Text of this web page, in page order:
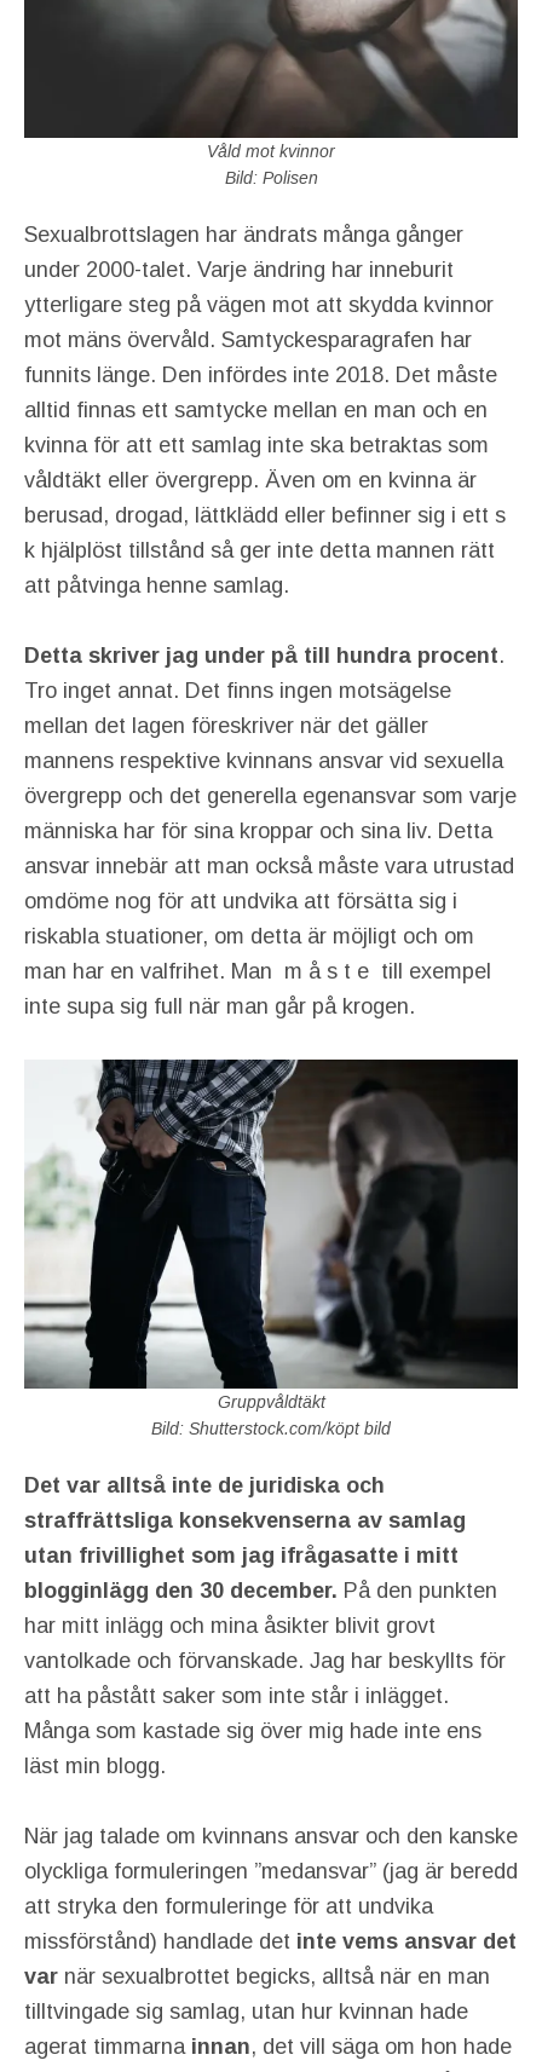
Våld mot kvinnor
Bild: Polisen
Sexualbrottslagen har ändrats många gånger
under 2000-talet. Varje ändring har inneburit
ytterligare steg på vägen mot att skydda kvinnor
mot mäns övervåld. Samtyckesparagrafen har
funnits länge. Den infördes inte 2018. Det måste
alltid finnas ett samtycke mellan en man och en
kvinna för att ett samlag inte ska betraktas som
våldtäkt eller övergrepp. Även om en kvinna är
berusad, drogad, lättklädd eller befinner sig i ett s
k hjälplöst tillstånd så ger inte detta mannen rätt
att påtvinga henne samlag.
Detta skriver jag under på till hundra procent.
Tro inget annat. Det finns ingen motsägelse
mellan det lagen föreskriver när det gäller
mannens respektive kvinnans ansvar vid sexuella
övergrepp och det generella egenansvar som varje
människa har för sina kroppar och sina liv. Detta
ansvar innebär att man också måste vara utrustad
omdöme nog för att undvika att försätta sig i
riskabla stuationer, om detta är möjligt och om
man har en valfrihet. Man m å s t e till exempel
inte supa sig full när man går på krogen.
Gruppvåldtäkt
Bild: Shutterstock.com/köpt bild
Det var alltså inte de juridiska och
straffrättsliga konsekvenserna av samlag
utan frivillighet som jag ifrågasatte i mitt
blogginlägg den 30 december. På den punkten
har mitt inlägg och mina åsikter blivit grovt
vantolkade och förvanskade. Jag har beskyllts för
att ha påstått saker som inte står i inlägget.
Många som kastade sig över mig hade inte ens
läst min blogg.
När jag talade om kvinnans ansvar och den kanske
olyckliga formuleringen ”medansvar” (jag är beredd
att stryka den formuleringe för att undvika
missförstånd) handlade det inte vems ansvar det
var när sexualbrottet begicks, alltså när en man
tilltvingade sig samlag, utan hur kvinnan hade
agerat timmarna innan, det vill säga om hon hade